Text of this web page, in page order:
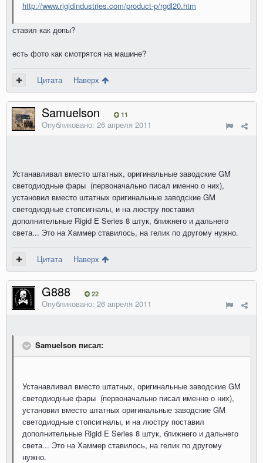
http://www.rigidindustries.com/product-p/rgdl20.htm
ставил как допы?
есть фото как смотрятся на машине?
Цитата Наверх
Samuelson 11
Опубликовано: 26 апреля 2011
Устанавливал вместо штатных, оригинальные заводские GM
светодиодные фары (первоначально писал именно о них),
установил вместо штатных оригинальные заводские GM
светодиодные стопсигналы, и на люстру поставил
дополнительные Rigid E Series 8 штук, ближнего и дальнего
света... Это на Хаммер ставилось, на гелик по другому нужно.
Цитата Наверх
G888 22
Опубликовано: 26 апреля 2011
Samuelson писал:
Устанавливал вместо штатных, оригинальные заводские GM
светодиодные фары (первоначально писал именно о них),
установил вместо штатных оригинальные заводские GM
светодиодные стопсигналы, и на люстру поставил
дополнительные Rigid E Series 8 штук, ближнего и дальнего
света... Это на Хаммер ставилось, на гелик по другому
нужно.